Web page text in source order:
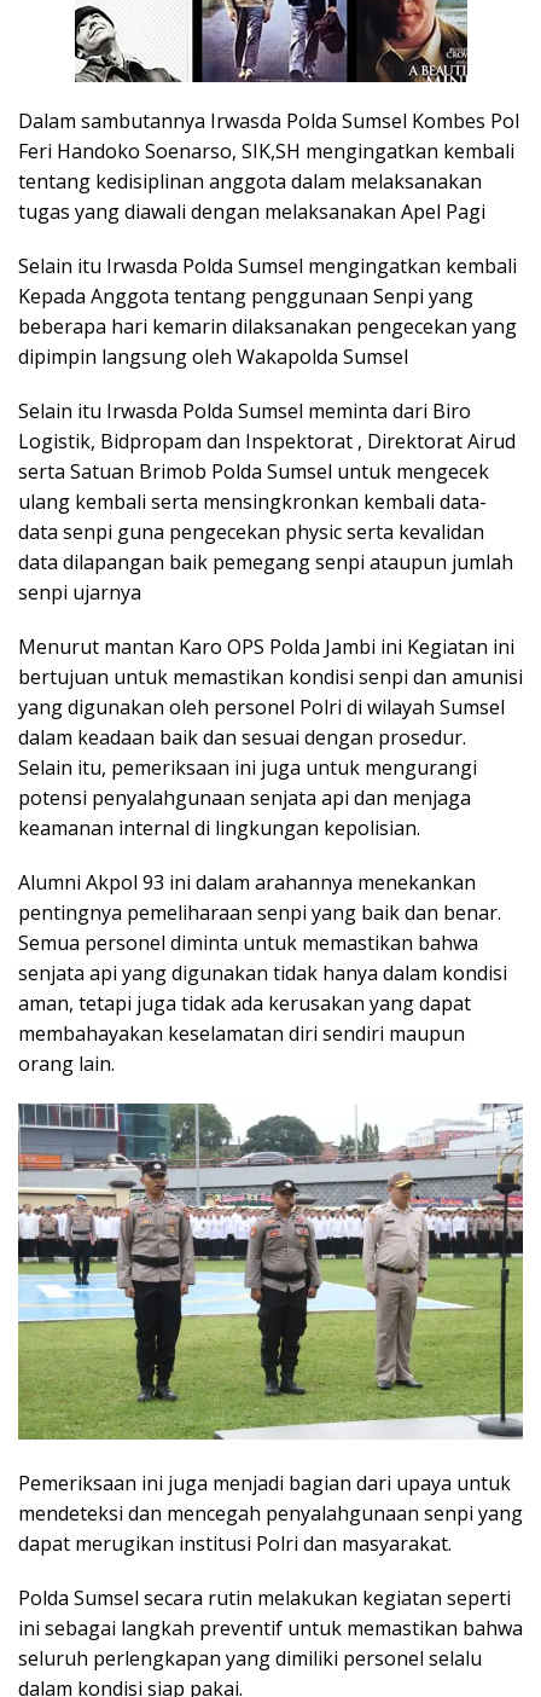
Dalam sambutannya Irwasda Polda Sumsel Kombes Pol
Feri Handoko Soenarso, SIK,SH mengingatkan kembali
tentang kedisiplinan anggota dalam melaksanakan
tugas yang diawali dengan melaksanakan Apel Pagi
Selain itu Irwasda Polda Sumsel mengingatkan kembali
Kepada Anggota tentang penggunaan Senpi yang
beberapa hari kemarin dilaksanakan pengecekan yang
dipimpin langsung oleh Wakapolda Sumsel
Selain itu Irwasda Polda Sumsel meminta dari Biro
Logistik, Bidpropam dan Inspektorat , Direktorat Airud
serta Satuan Brimob Polda Sumsel untuk mengecek
ulang kembali serta mensingkronkan kembali data-
data senpi guna pengecekan physic serta kevalidan
data dilapangan baik pemegang senpi ataupun jumlah
senpi ujarnya
Menurut mantan Karo OPS Polda Jambi ini Kegiatan ini
bertujuan untuk memastikan kondisi senpi dan amunisi
yang digunakan oleh personel Polri di wilayah Sumsel
dalam keadaan baik dan sesuai dengan prosedur.
Selain itu, pemeriksaan ini juga untuk mengurangi
potensi penyalahgunaan senjata api dan menjaga
keamanan internal di lingkungan kepolisian.
Alumni Akpol 93 ini dalam arahannya menekankan
pentingnya pemeliharaan senpi yang baik dan benar.
Semua personel diminta untuk memastikan bahwa
senjata api yang digunakan tidak hanya dalam kondisi
aman, tetapi juga tidak ada kerusakan yang dapat
membahayakan keselamatan diri sendiri maupun
orang lain.
Pemeriksaan ini juga menjadi bagian dari upaya untuk
mendeteksi dan mencegah penyalahgunaan senpi yang
dapat merugikan institusi Polri dan masyarakat.
Polda Sumsel secara rutin melakukan kegiatan seperti
ini sebagai langkah preventif untuk memastikan bahwa
seluruh perlengkapan yang dimiliki personel selalu
dalam kondisi siap pakai.